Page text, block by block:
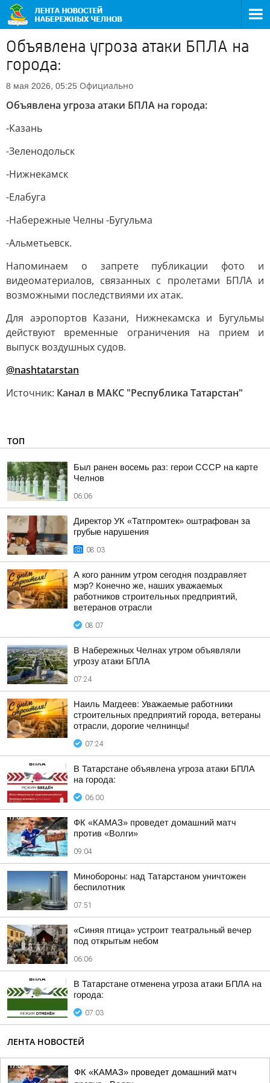
Объявлена угроза атаки БПЛА на
города:
8 мая 2026, 05:25 Официально
Объявлена угроза атаки БПЛА на города:
-Казань
-Зеленодольск
-Нижнекамск
-Елабуга
-Набережные Челны -Бугульма
-Альметьевск.
Напоминаем о запрете публикации фото и
видеоматериалов, связанных с пролетами БПЛА и
возможными последствиями их атак.
Для аэропортов Казани, Нижнекамска и Бугульмы
действуют временные ограничения на прием и
выпуск воздушных судов.
@nashtatarstan
Источник: Канал в МАКС "Республика Татарстан"
ТОП
Был ранен восемь раз: герои СССР на карте
Челнов
06:06
Директор УК «Татпромтек» оштрафован за
грубые нарушения
08:03
А кого ранним утром сегодня поздравляет
мэр? Конечно же, наших уважаемых
работников строительных предприятий,
ветеранов отрасли
08:07
В Набережных Челнах утром объявляли
угрозу атаки БПЛА
07:24
Наиль Магдеев: Уважаемые работники
строительных предприятий города, ветераны
отрасли, дорогие челнинцы!
07:24
В Татарстане объявлена угроза атаки БПЛА
на города:
06:00
ФК «КАМАЗ» проведет домашний матч
против «Волги»
09:04
Минобороны: над Татарстаном уничтожен
беспилотник
07:51
«Синяя птица» устроит театральный вечер
под открытым небом
06:06
В Татарстане отменена угроза атаки БПЛА на
города:
07:03
ЛЕНТА НОВОСТЕЙ
ФК «КАМАЗ» проведет домашний матч